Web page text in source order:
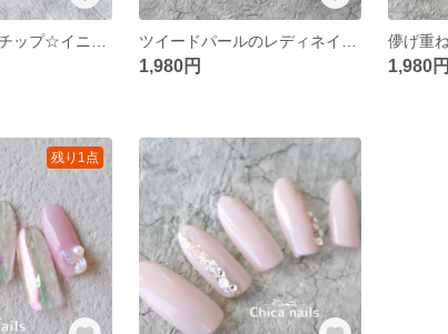
1,980円 1,980円
残り1点